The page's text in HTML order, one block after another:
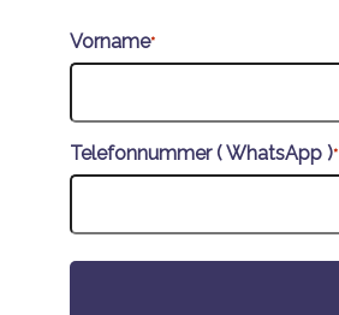
Vorname*
Telefonnummer ( WhatsApp )*